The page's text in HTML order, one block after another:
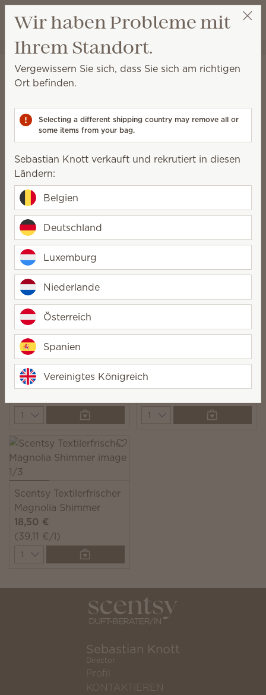
Wunschliste
Warenkorb
Sebastian Knott Party auswählen
Textilerfrischer
Textilerfrischer
waschende Textilien, wenn Sie Lust auf Scentsy Duft
haben.
5 Ergebnisse
Filter Relevanz
Scentsy Textilerfrischer
Fiji Flower
18,50 €
(39,11 €/l)
Quantity
Scentsy Textilerfrischer
18,50 €
Quantity
Scentsy Textilerfrischer
Clothesline
18,50 €
Quantity
Windowsill Breeze
18,50 €
Quantity
Scentsy Textilerfrischer
Magnolia Shimmer
18,50 €
(39,11 €/l)
Quantity
Sebastian Knott
Director
Profil
KONTAKTIEREN
Wir haben Probleme mit
Ihrem Standort.
Vergewissern Sie sich, dass Sie sich am richtigen
Ort befinden.
Selecting a different shipping country may remove all or
some items from your bag.
Sebastian Knott verkauft und rekrutiert in diesen
Ländern:
Belgien
Deutschland
Luxemburg
Niederlande
Österreich
Spanien
Vereinigtes Königreich